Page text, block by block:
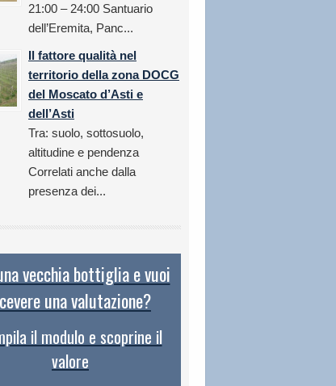
21:00 – 24:00 Santuario
dell’Eremita, Panc...
Il fattore qualità nel
territorio della zona DOCG
del Moscato d’Asti e
dell’Asti
Tra: suolo, sottosuolo,
altitudine e pendenza
Correlati anche dalla
presenza dei...
vecchia bottiglia e vuoi
una valutazione?
il modulo e scoprine il
valore